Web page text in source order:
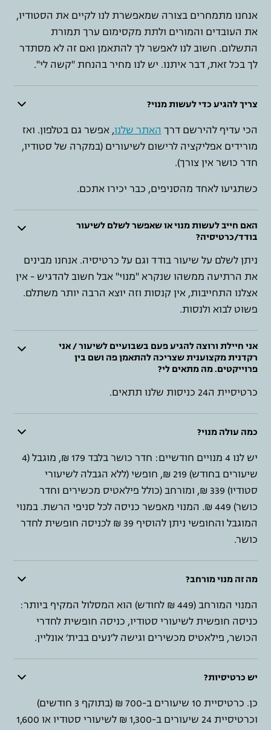
אנחנו מתמחרים בצורה שמאפשרת לנו לקיים את הסטודיו,
את העובדים והמורים ולתת מקסימום ערך תמורת
התשלום. חשוב לנו לאפשר לך להתאמן ואם זה לא מסתדר
לך בכל זאת, דבר איתנו. יש לנו מחיר בהנחת "קשה לי".
צריך להגיע כדי לעשות מנוי?
הכי עדיף להירשם דרךהאתר שלנו, אפשר גם בטלפון. ואז
מורידים אפליקציה לרישום לשיעורים (במקרה של סטודיו,
חדר כושר אין צורך).
כשתגיעו לאחד מהסניפים, כבר יכירו אתכם.
האם חייב לעשות מנוי או שאפשר לשלם לשיעור
בודד/כרטיסיה?
ניתן לשלם על שיעור בודד וגם על כרטיסיה. אנחנו מבינים
את הרתיעה ממשהו שנקרא "מנוי" אבל חשוב להדגיש - אין
אצלנו התחייבות, אין קנסות וזה יוצא הרבה יותר משתלם.
פשוט לבוא ולנסות.
אני חיילת ורוצה להגיע פעם בשבועיים לשיעור / אני
רקדנית מקצוענית שצריכה להתאמן פה ושם בין
פרוייקטים. מה מתאים לי?
כרטיסיית ה24 כניסות שלנו תתאים.
כמה עולה מנוי?
יש לנו 4 מנויים חודשיים: חדר כושר בלבד 179 ₪, מוגבל (4
שיעורים בחודש) 219 ₪, חופשי (ללא הגבלה לשיעורי
סטודיו) 339 ₪, ומורחב (כולל פילאטיס מכשירים וחדר
כושר) 449 ₪. המנוי מאפשר כניסה לכל סניפי הרשת. במנוי
המוגבל והחופשי ניתן להוסיף 39 ₪ לכניסה חופשית לחדר
כושר.
מה זה מנוי מורחב?
המנוי המורחב (449 ₪ לחודש) הוא המסלול המקיף ביותר:
כניסה חופשית לשיעורי סטודיו, כניסה חופשית לחדרי
הכושר, פילאטיס מכשירים וגישה ל׳נעים בבית׳ אונליין.
יש כרטיסיות?
כן. כרטיסיית 10 שיעורים ב-700 ₪ (בתוקף 3 חודשים)
וכרטיסיית 24 שיעורים ב-1,300 ₪ לשיעורי סטודיו או 1,600